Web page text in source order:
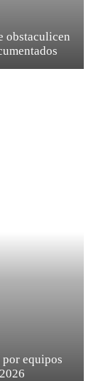
obstaculicen
equipos